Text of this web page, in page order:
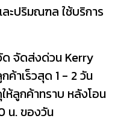
ละปริมณฑล ใช้บริการ
จัดส่งด่วน Kerry
ค้าเร็วสุด 1 - 2 วัน
ห้ลูกค้าทราบ หลังโอน
น. ของวัน